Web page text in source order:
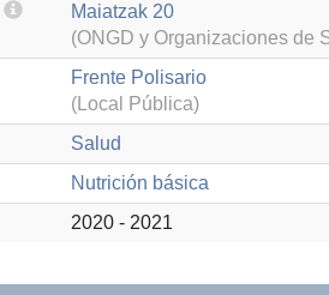
Maiatzak 20
(ONGD y Organizaciones de
Frente Polisario
(Local Pública)
Salud
Nutrición básica
2020 - 2021